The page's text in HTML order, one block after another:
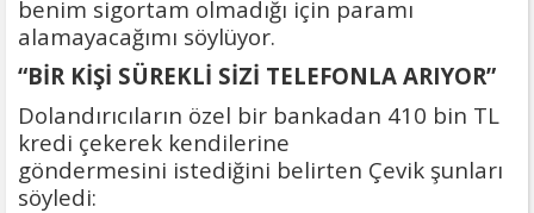
benim sigortam olmadığı için paramı
alamayacağımı söylüyor.
“BİR KİŞİ SÜREKLİ SİZİ TELEFONLA ARIYOR”
Dolandırıcıların özel bir bankadan 410 bin TL
kredi çekerek kendilerine
göndermesini istediğini belirten Çevik şunları
söyledi: